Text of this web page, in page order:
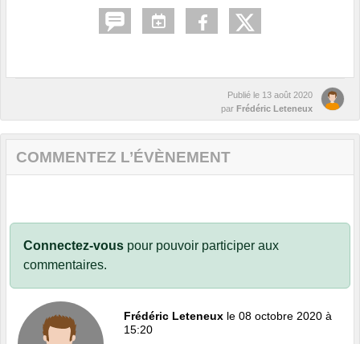
Publié le 13 août 2020
par Frédéric Leteneux
COMMENTEZ L’ÉVÈNEMENT
Connectez-vous pour pouvoir participer aux
commentaires.
Frédéric Leteneux le 08 octobre 2020 à
15:20